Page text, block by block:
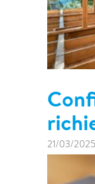
21/03/2025